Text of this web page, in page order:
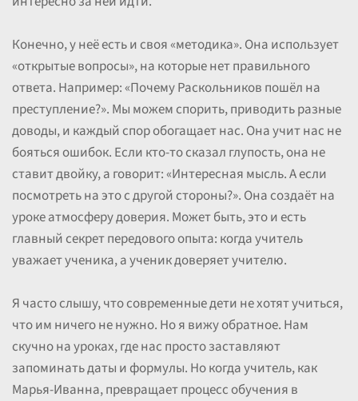
Конечно, у неё есть и своя «методика». Она использует
«открытые вопросы», на которые нет правильного
ответа. Например: «Почему Раскольников пошёл на
преступление?». Мы можем спорить, приводить разные
доводы, и каждый спор обогащает нас. Она учит нас не
бояться ошибок. Если кто-то сказал глупость, она не
ставит двойку, а говорит: «Интересная мысль. А если
посмотреть на это с другой стороны?». Она создаёт на
уроке атмосферу доверия. Может быть, это и есть
главный секрет передового опыта: когда учитель
уважает ученика, а ученик доверяет учителю.
Я часто слышу, что современные дети не хотят учиться,
что им ничего не нужно. Но я вижу обратное. Нам
скучно на уроках, где нас просто заставляют
запоминать даты и формулы. Но когда учитель, как
Марья-Иванна, превращает процесс обучения в